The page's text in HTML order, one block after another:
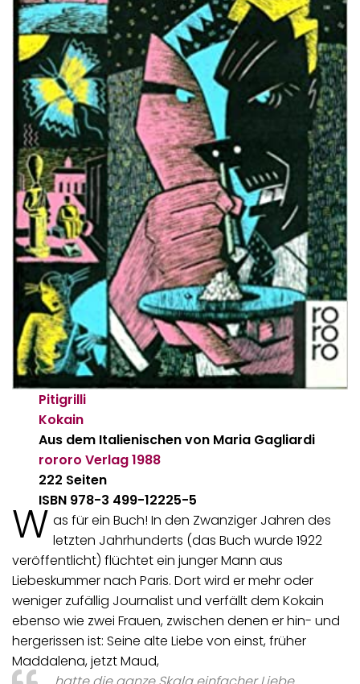
Pitigrilli
Kokain
Aus dem Italienischen von Maria Gagliardi
rororo Verlag1988
222 Seiten
ISBN 978-3 499-12225-5
W as für ein Buch! In den Zwanziger Jahren des
letzten Jahrhunderts (das Buch wurde 1922
veröffentlicht) flüchtet ein junger Mann aus
Liebeskummer nach Paris. Dort wird er mehr oder
weniger zufällig Journalist und verfällt dem Kokain
ebenso wie zwei Frauen, zwischen denen er hin- und
hergerissen ist: Seine alte Liebe von einst, früher
Maddalena, jetzt Maud,